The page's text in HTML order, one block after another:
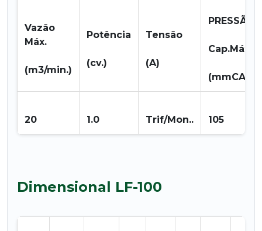
Vazão
Máx.
(m3/min.)
Potência
(cv.)
Tensão
(A)
PRESSÃO
Cap.Máx.
(mmCA.)
20 1.0 Trif/Mon.. 105
Dimensional LF-100